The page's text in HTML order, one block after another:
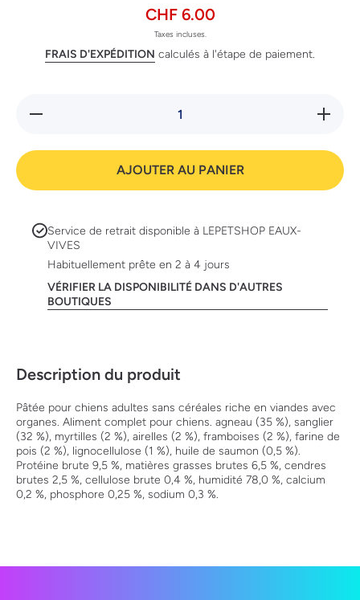
CHF 6.00
Taxes incluses.
FRAIS D'EXPÉDITION calculés à l'étape de paiement.
Réduire
400g
la
Dog
Adulte -
Agneau
AJOUTER AU PANIER
Service de retrait disponible à LEPETSHOP EAUX-
VIVES
Habituellement prête en 2 à 4 jours
VÉRIFIER LA DISPONIBILITÉ DANS D'AUTRES
BOUTIQUES
Description du produit
Pâtée pour chiens adultes sans céréales riche en viandes avec
organes. Aliment complet pour chiens. agneau (35 %), sanglier
(32 %), myrtilles (2 %), airelles (2 %), framboises (2 %), farine de
pois (2 %), lignocellulose (1 %), huile de saumon (0,5 %).
Protéine brute 9,5 %, matières grasses brutes 6,5 %, cendres
brutes 2,5 %, cellulose brute 0,4 %, humidité 78,0 %, calcium
0,2 %, phosphore 0,25 %, sodium 0,3 %.